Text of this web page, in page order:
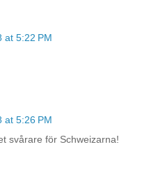
at 5:22 PM
at 5:26 PM
svårare för Schweizarna!